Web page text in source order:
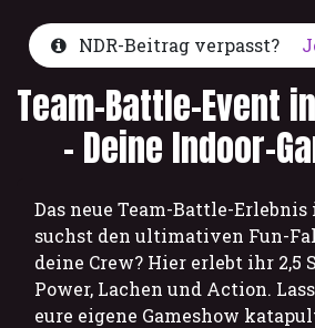
NDR-Beitrag verpasst?
Team-Battle-Event
– Deine Indoor-
Das neue Team-Battle-Erlebnis
suchst den ultimativen Fun-
deine Crew? Hier erlebt ihr 2,5
Power, Lachen und Action.
eure eigene Gameshow